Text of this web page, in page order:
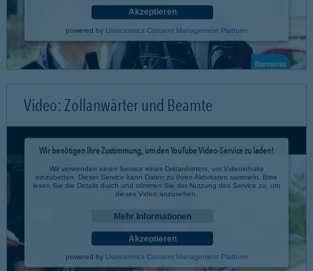
Akzeptieren
powered by Usercentrics Consent Management Platform
Video: Zollanwärter und Beamte
Wir benötigen Ihre Zustimmung, um den YouTube Video-Service zu laden!
Wir verwenden einen Service eines Drittanbieters, um Videoinhalte
einzubetten. Dieser Service kann Daten zu Ihren Aktivitäten sammeln. Bitte
lesen Sie die Details durch und stimmen Sie der Nutzung des Service zu, um
dieses Video anzusehen.
Mehr Informationen
Akzeptieren
powered by Usercentrics Consent Management Platform